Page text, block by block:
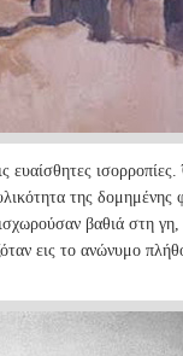
ευαίσθητες
της
βαθιά στη
εις το ανώνυμο